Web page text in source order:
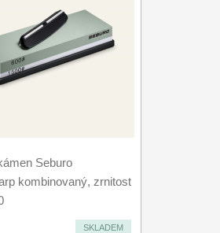
Seburo
kombinovaný, zrnitost
SKLADEM